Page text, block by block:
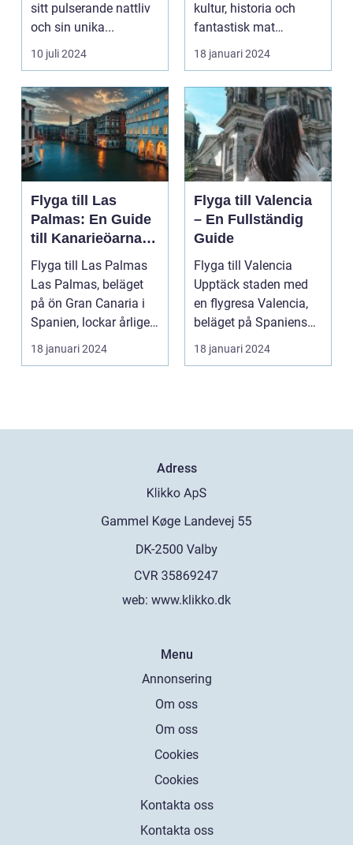
sitt pulserande nattliv
och sin unika...
10 juli 2024
kultur, historia och
fantastisk mat
Frankrike är ett land
s...
18 januari 2024
Flyga till Las
Palmas: En Guide
till Kanarieöarnas
Pärla
Flyga till Las Palmas
Las Palmas, beläget
på ön Gran Canaria i
Spanien, lockar årligen
miljontals b...
18 januari 2024
Flyga till Valencia
– En Fullständig
Guide
Flyga till Valencia
Upptäck staden med
en flygresa Valencia,
beläget på Spaniens
östkust, är en fä...
18 januari 2024
Adress
web: www.klikko.dk
Menu
Annonsering
Om oss
Om oss
Cookies
Cookies
Kontakta oss
Kontakta oss